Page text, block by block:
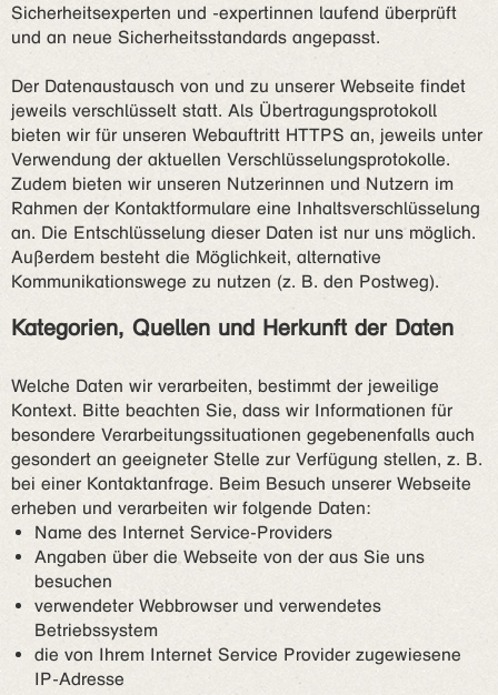
Sicherheitsexperten und -expertinnen laufend überprüft
und an neue Sicherheitsstandards angepasst.
Der Datenaustausch von und zu unserer Webseite findet
jeweils verschlüsselt statt. Als Übertragungsprotokoll
bieten wir für unseren Webauftritt HTTPS an, jeweils unter
Verwendung der aktuellen Verschlüsselungsprotokolle.
Zudem bieten wir unseren Nutzerinnen und Nutzern im
Rahmen der Kontaktformulare eine Inhaltsverschlüsselung
an. Die Entschlüsselung dieser Daten ist nur uns möglich.
Außerdem besteht die Möglichkeit, alternative
Kommunikationswege zu nutzen (z. B. den Postweg).
Kategorien, Quellen und Herkunft der Daten
Welche Daten wir verarbeiten, bestimmt der jeweilige
Kontext. Bitte beachten Sie, dass wir Informationen für
besondere Verarbeitungssituationen gegebenenfalls auch
gesondert an geeigneter Stelle zur Verfügung stellen, z. B.
bei einer Kontaktanfrage. Beim Besuch unserer Webseite
erheben und verarbeiten wir folgende Daten:
Name des Internet Service-Providers
Angaben über die Webseite von der aus Sie uns
besuchen
verwendeter Webbrowser und verwendetes
Betriebssystem
die von Ihrem Internet Service Provider zugewiesene
IP-Adresse